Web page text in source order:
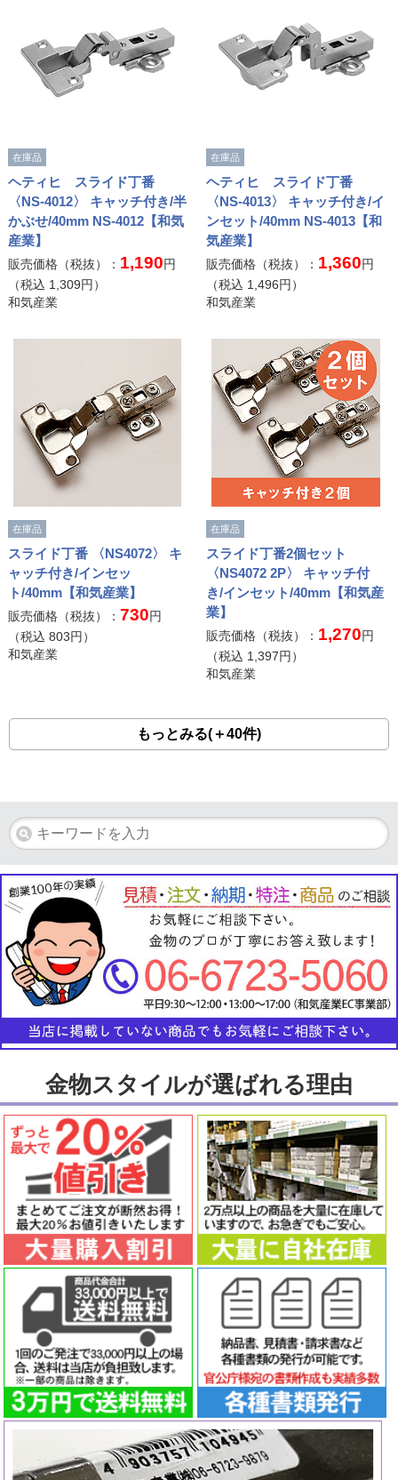
在庫品
ヘティヒ スライド丁番
〈NS-4012〉 キャッチ付き/半
かぶせ/40mm NS-4012【和気
産業】
販売価格（税抜）： 1,190円
（税込 1,309円）
和気産業
在庫品
ヘティヒ スライド丁番
〈NS-4013〉 キャッチ付き/イ
ンセット/40mm NS-4013【和
気産業】
販売価格（税抜）： 1,360円
（税込 1,496円）
和気産業
在庫品
スライド丁番 〈NS4072〉 キ
ャッチ付き/インセッ
ト/40mm【和気産業】
販売価格（税抜）： 730円
（税込 803円）
和気産業
在庫品
スライド丁番2個セット
〈NS4072 2P〉 キャッチ付
き/インセット/40mm【和気産
業】
販売価格（税抜）： 1,270円
（税込 1,397円）
和気産業
もっとみる(＋40件)
金物スタイルが選ばれる理由